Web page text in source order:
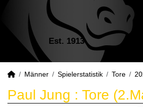
Est. 1913
Männer Spielerstatistik Tore
Paul Jung : Tore